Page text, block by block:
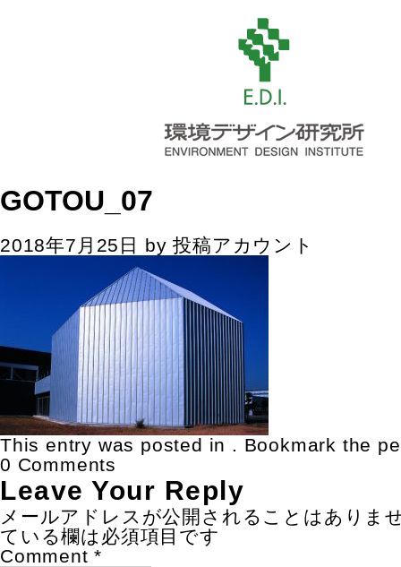
GOTOU_07
2018年7月25日 by投稿アカウント
This entry was posted in . Bookmark the
0 Comments
Leave Your Reply
メールアドレスが公開されることはありま
ている欄は必須項目です
Comment *